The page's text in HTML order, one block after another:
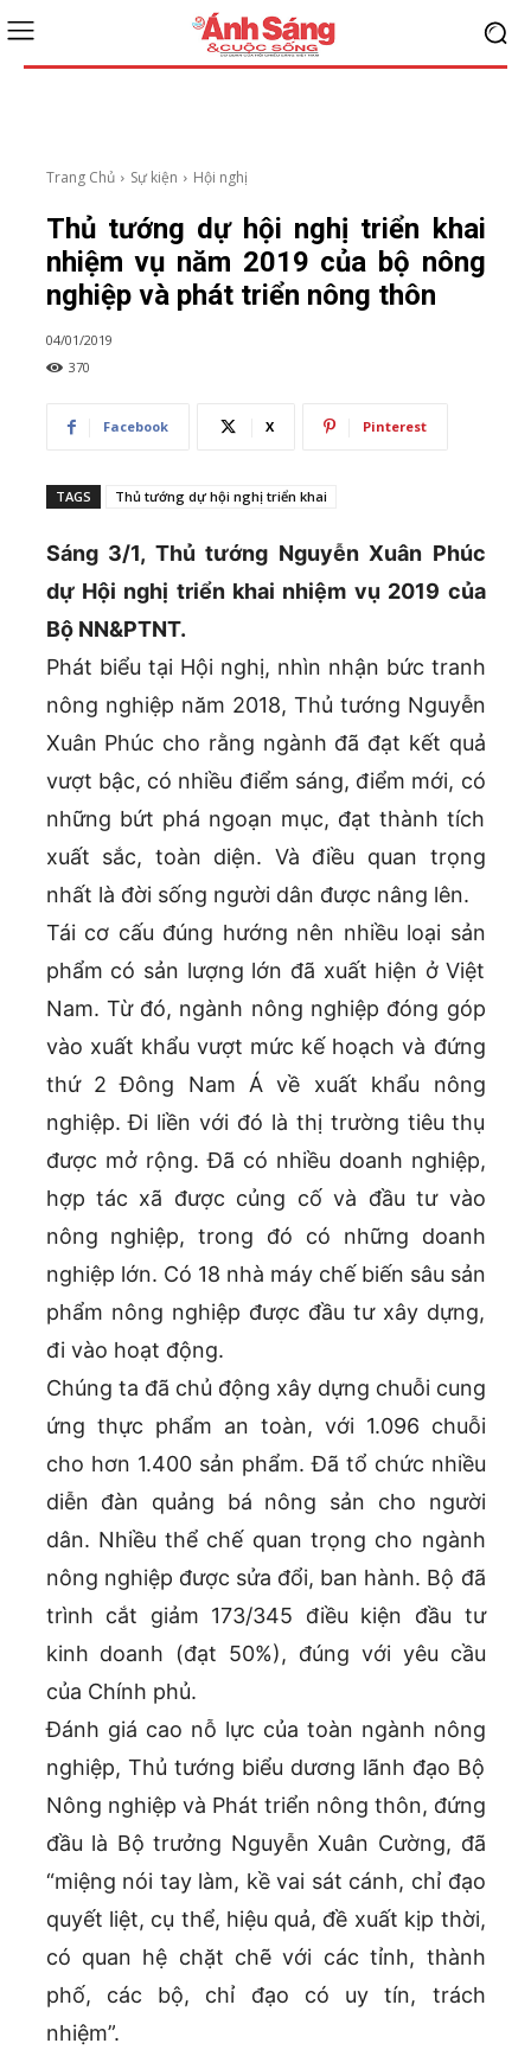
Trang Chủ Sự kiện Hội nghị
Thủ tướng dự hội nghị triển khai
nhiệm vụ năm 2019 của bộ nông
nghiệp và phát triển nông thôn
04/01/2019
370
Facebook X Pinterest
TAGS Thủ tướng dự hội nghị triển khai
Sáng 3/1, Thủ tướng Nguyễn Xuân Phúc
dự Hội nghị triển khai nhiệm vụ 2019 của
Bộ NN&PTNT.
Phát biểu tại Hội nghị, nhìn nhận bức tranh
nông nghiệp năm 2018, Thủ tướng Nguyễn
Xuân Phúc cho rằng ngành đã đạt kết quả
vượt bậc, có nhiều điểm sáng, điểm mới, có
những bứt phá ngoạn mục, đạt thành tích
xuất sắc, toàn diện. Và điều quan trọng
nhất là đời sống người dân được nâng lên.
Tái cơ cấu đúng hướng nên nhiều loại sản
phẩm có sản lượng lớn đã xuất hiện ở Việt
Nam. Từ đó, ngành nông nghiệp đóng góp
vào xuất khẩu vượt mức kế hoạch và đứng
thứ 2 Đông Nam Á về xuất khẩu nông
nghiệp. Đi liền với đó là thị trường tiêu thụ
được mở rộng. Đã có nhiều doanh nghiệp,
hợp tác xã được củng cố và đầu tư vào
nông nghiệp, trong đó có những doanh
nghiệp lớn. Có 18 nhà máy chế biến sâu sản
phẩm nông nghiệp được đầu tư xây dựng,
đi vào hoạt động.
Chúng ta đã chủ động xây dựng chuỗi cung
ứng thực phẩm an toàn, với 1.096 chuỗi
cho hơn 1.400 sản phẩm. Đã tổ chức nhiều
diễn đàn quảng bá nông sản cho người
dân. Nhiều thể chế quan trọng cho ngành
nông nghiệp được sửa đổi, ban hành. Bộ đã
trình cắt giảm 173/345 điều kiện đầu tư
kinh doanh (đạt 50%), đúng với yêu cầu
của Chính phủ.
Đánh giá cao nỗ lực của toàn ngành nông
nghiệp, Thủ tướng biểu dương lãnh đạo Bộ
Nông nghiệp và Phát triển nông thôn, đứng
đầu là Bộ trưởng Nguyễn Xuân Cường, đã
“miệng nói tay làm, kề vai sát cánh, chỉ đạo
quyết liệt, cụ thể, hiệu quả, đề xuất kịp thời,
có quan hệ chặt chẽ với các tỉnh, thành
phố, các bộ, chỉ đạo có uy tín, trách
nhiệm”.